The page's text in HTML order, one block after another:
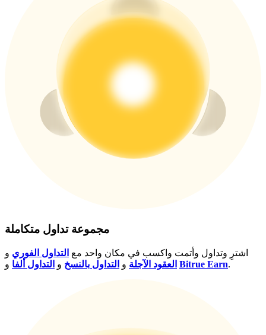
Precious Metals Trading Carnival
Trade Gold & Silver · 33,333 USDT Bonus
USDT New User Exclusive 10% APR
USDT Flexible Staking | Daily Rewards
مجموعة تداول متكاملة
اشترِ وتداول وأتمت واكسب في مكان واحد مع التداول الفوري و
العقود الآجلة و التداول بالنسخ و التداول ألفا Bitrue Earn.